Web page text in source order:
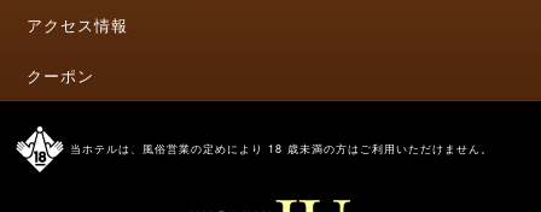
アクセス情報
クーポン
当ホテルは、風俗営業の定めにより 18 歳未満の方はご利用いただけません。